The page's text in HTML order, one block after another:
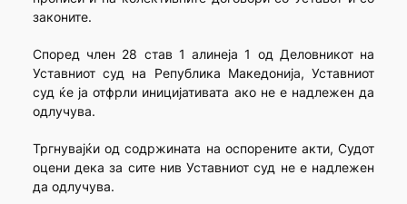
законите.
Според член 28 став 1 алинеја 1 од Деловникот на
Уставниот суд на Република Македонија, Уставниот
суд ќе ја отфрли иницијативата ако не е надлежен да
одлучува.
Тргнувајќи од содржината на оспорените акти, Судот
оцени дека за сите нив Уставниот суд не е надлежен
да одлучува.